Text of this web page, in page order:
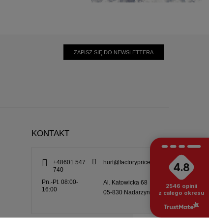
ZAPISZ SIĘ DO NEWSLETTERA
KONTAKT
+48601 547
740
hurt@factoryprice.eu
Pn.-Pt. 08:00-
16:00
Al. Katowicka 68
05-830 Nadarzyn
4.8
2546 opinii
z całego okresu